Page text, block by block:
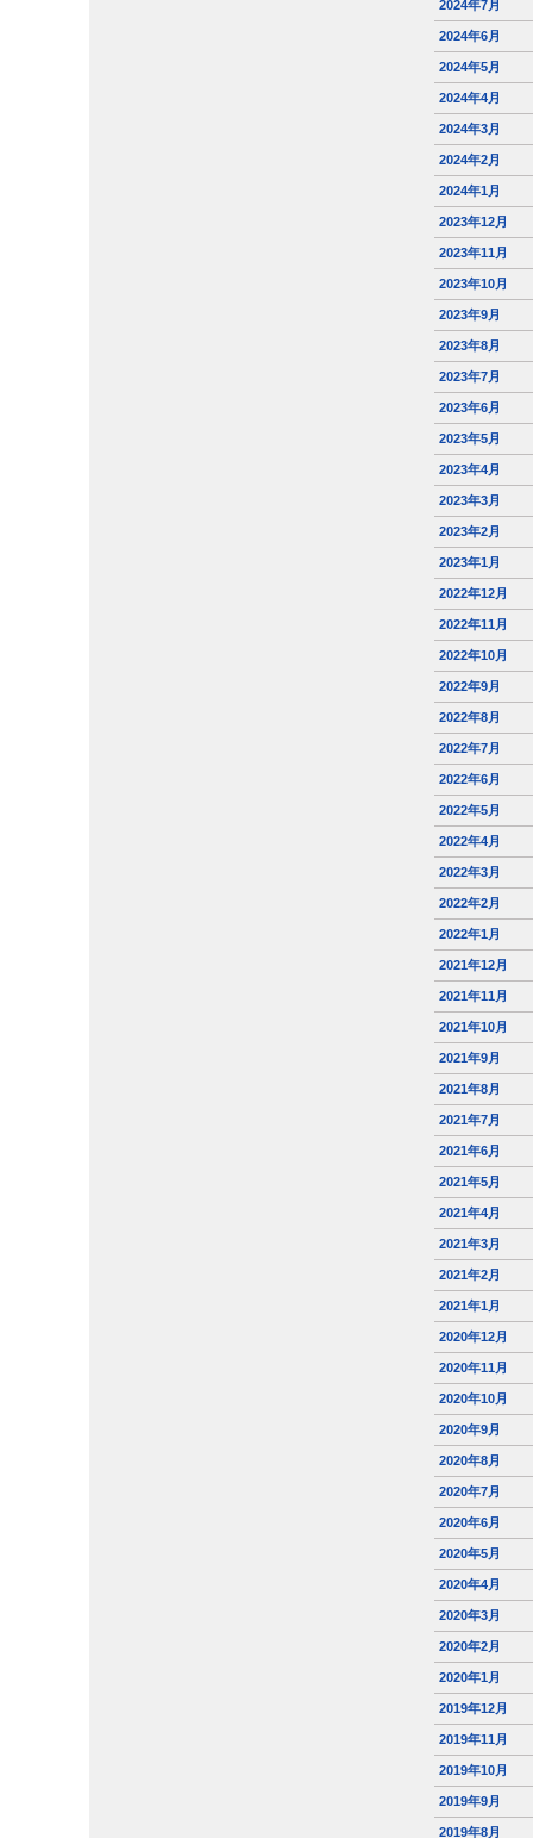
2024年7月
2024年6月
2024年5月
2024年4月
2024年3月
2024年2月
2024年1月
2023年12月
2023年11月
2023年10月
2023年9月
2023年8月
2023年7月
2023年6月
2023年5月
2023年4月
2023年3月
2023年2月
2023年1月
2022年12月
2022年11月
2022年10月
2022年9月
2022年8月
2022年7月
2022年6月
2022年5月
2022年4月
2022年3月
2022年2月
2022年1月
2021年12月
2021年11月
2021年10月
2021年9月
2021年8月
2021年7月
2021年6月
2021年5月
2021年4月
2021年3月
2021年2月
2021年1月
2020年12月
2020年11月
2020年10月
2020年9月
2020年8月
2020年7月
2020年6月
2020年5月
2020年4月
2020年3月
2020年2月
2020年1月
2019年12月
2019年11月
2019年10月
2019年9月
2019年8月